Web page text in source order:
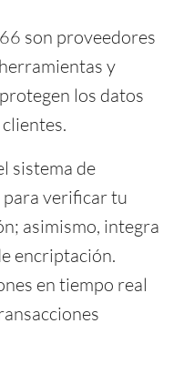
son proveedores
y
los datos
sistema de
para verificar tu
asimismo, integra
encriptación.
en tiempo real